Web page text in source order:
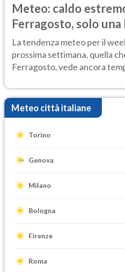
Meteo: caldo
Ferragosto, solo una
Ecco dove
La tendenza meteo per il
prossima settimana, quella
Ferragosto, vede ancora
Meteo città italiane
Torino
Genova
Milano
Bologna
Firenze
Roma